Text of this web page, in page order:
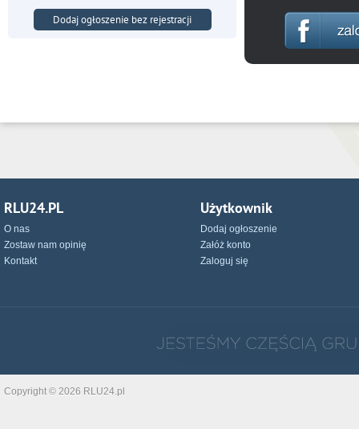
Dodaj ogłoszenie bez rejestracji
RLU24.PL
O nas
Zostaw nam opinię
Kontakt
Użytkownik
Dodaj ogłoszenie
Załóż konto
Zaloguj się
Copyright © 2026 RLU24.pl